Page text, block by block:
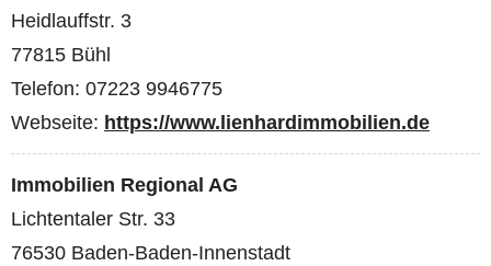
Heidlauffstr. 3
77815 Bühl
Telefon: 07223 9946775
Webseite: https://www.lienhardimmobilien.de
Immobilien Regional AG
Lichtentaler Str. 33
76530 Baden-Baden-Innenstadt